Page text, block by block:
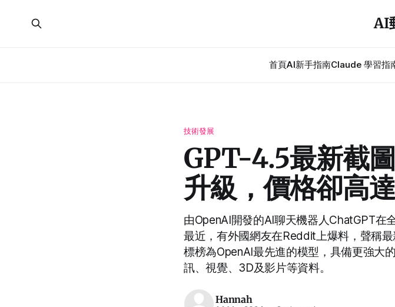
AI
首頁AI新手指南Claude 學習指
技術發展
GPT-4.5最新截
升級，價格卻高
由OpenAI開發的AI聊天機器人ChatGPT在
最近，有外國網友在Reddit上爆料，聲稱
標榜為OpenAI最先進的模型，具備更強大
訊、視覺、3D及影片等資料。
Hannah